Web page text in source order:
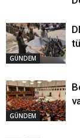
GÜNDEM
GÜNDEM